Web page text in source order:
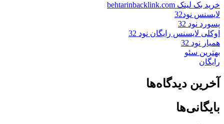
خرید بک لینک behtarinbacklink.com
لایسنس نود32
پسورد نود 32
اوکلی لایسنس رایگان نود 32
همیار نود 32
بهترین سئو
رایگان
آخرین دیدگاه‌ها
بایگانی‌ها